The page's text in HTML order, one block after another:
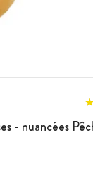
- nuancées